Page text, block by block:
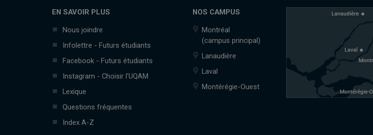
EN SAVOIR PLUS
Nous joindre
Infolettre - Futurs étudiants
Facebook - Futurs étudiants
Instagram - Choisir l'UQAM
Lexique
Questions fréquentes
Index A-Z
NOS CAMPUS
Montréal
(campus principal)
Lanaudière
Laval
Montérégie-Ouest